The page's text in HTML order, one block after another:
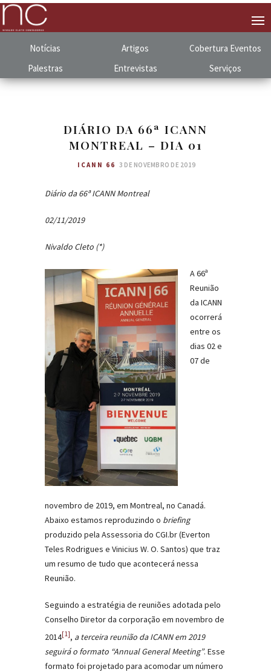
Notícias Artigos Cobertura Eventos
Palestras
Entrevistas Serviços
DIÁRIO DA 66ª ICANN
MONTREAL – DIA 01
ICANN 66 3 DE NOVEMBRO DE 2019
Diário da 66ª ICANN Montreal
02/11/2019
Nivaldo Cleto (*)
A 66ª
Reunião
da ICANN
ocorrerá
entre os
dias 02 e
07 de
novembro de 2019, em Montreal, no Canadá.
Abaixo estamos reproduzindo o briefing
produzido pela Assessoria do CGI.br (Everton
Teles Rodrigues e Vinicius W. O. Santos) que traz
um resumo de tudo que acontecerá nessa
Reunião.
Seguindo a estratégia de reuniões adotada pelo
Conselho Diretor da corporação em novembro de
2014[1], a terceira reunião da ICANN em 2019
seguirá o formato “Annual General Meeting”. Esse
formato foi projetado para acomodar um número